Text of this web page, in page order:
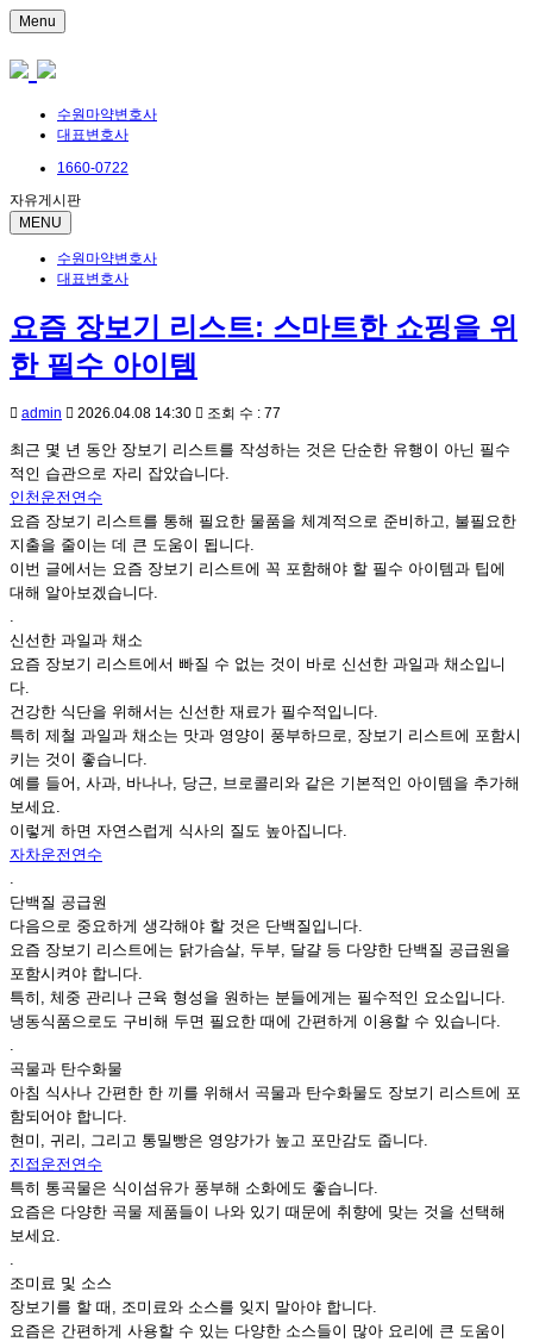
Menu
수원마약변호사
대표변호사
1660-0722
자유게시판
MENU
수원마약변호사
대표변호사
요즘 장보기 리스트: 스마트한 쇼핑을 위
한 필수 아이템
admin 2026.04.08 14:30 조회 수 : 77
최근 몇 년 동안 장보기 리스트를 작성하는 것은 단순한 유행이 아닌 필수
적인 습관으로 자리 잡았습니다.
인천운전연수
요즘 장보기 리스트를 통해 필요한 물품을 체계적으로 준비하고, 불필요한
지출을 줄이는 데 큰 도움이 됩니다.
이번 글에서는 요즘 장보기 리스트에 꼭 포함해야 할 필수 아이템과 팁에
대해 알아보겠습니다.
.
신선한 과일과 채소
요즘 장보기 리스트에서 빠질 수 없는 것이 바로 신선한 과일과 채소입니
다.
건강한 식단을 위해서는 신선한 재료가 필수적입니다.
특히 제철 과일과 채소는 맛과 영양이 풍부하므로, 장보기 리스트에 포함시
키는 것이 좋습니다.
예를 들어, 사과, 바나나, 당근, 브로콜리와 같은 기본적인 아이템을 추가해
보세요.
이렇게 하면 자연스럽게 식사의 질도 높아집니다.
자차운전연수
.
단백질 공급원
다음으로 중요하게 생각해야 할 것은 단백질입니다.
요즘 장보기 리스트에는 닭가슴살, 두부, 달걀 등 다양한 단백질 공급원을
포함시켜야 합니다.
특히, 체중 관리나 근육 형성을 원하는 분들에게는 필수적인 요소입니다.
냉동식품으로도 구비해 두면 필요한 때에 간편하게 이용할 수 있습니다.
.
곡물과 탄수화물
아침 식사나 간편한 한 끼를 위해서 곡물과 탄수화물도 장보기 리스트에 포
함되어야 합니다.
현미, 귀리, 그리고 통밀빵은 영양가가 높고 포만감도 줍니다.
진접운전연수
특히 통곡물은 식이섬유가 풍부해 소화에도 좋습니다.
요즘은 다양한 곡물 제품들이 나와 있기 때문에 취향에 맞는 것을 선택해
보세요.
.
조미료 및 소스
장보기를 할 때, 조미료와 소스를 잊지 말아야 합니다.
요즘은 간편하게 사용할 수 있는 다양한 소스들이 많아 요리에 큰 도움이